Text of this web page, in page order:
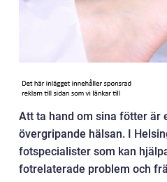
Att ta hand om sina fötter är
övergripande hälsan. I
fotspecialister som kan
fotrelaterade problem och